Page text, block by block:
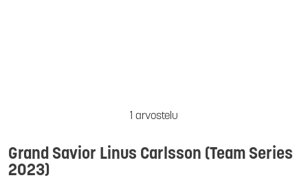
1 arvostelu
Grand Savior Linus Carlsson (Team Series
2023)